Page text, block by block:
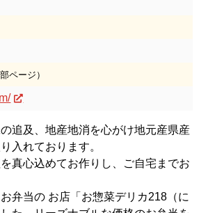
部ページ）
追及、地産地消を心がけ地元産県産
入れております。
真心込めてお作りし、ご自宅までお
弁当の お店「お惣菜デリカ218（に